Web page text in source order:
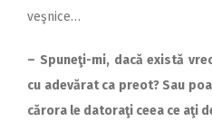
veşnice…
– Spuneţi-mi, dacă există
cu adevărat ca preot? Sau
cărora le datoraţi ceea ce aţi